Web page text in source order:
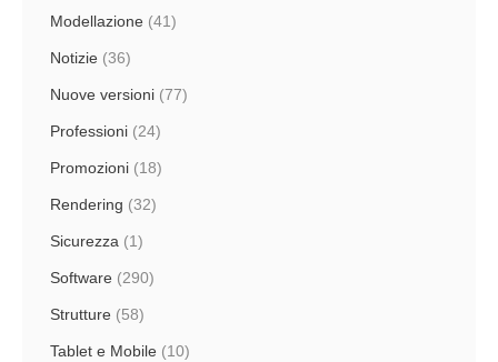
Modellazione (41)
Notizie (36)
Nuove versioni (77)
Professioni (24)
Promozioni (18)
Rendering (32)
Sicurezza (1)
Software (290)
Strutture (58)
Tablet e Mobile (10)